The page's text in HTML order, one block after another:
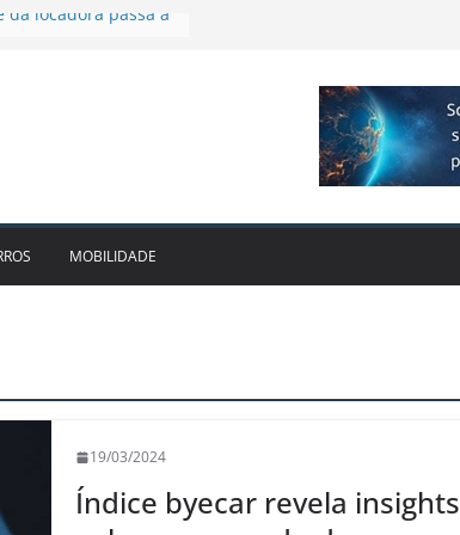
parceria para
leva Localiza
ao Sul
dois anos ganham
MOBILIDADE
19/03/2024
Índice byecar revela insights